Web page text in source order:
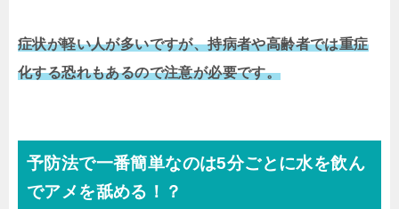
症状が軽い人が多いですが、持病者や高齢者では重症
化する恐れもあるので注意が必要です。
予防法で一番簡単なのは5分ごとに水を飲ん
でアメを舐める！？